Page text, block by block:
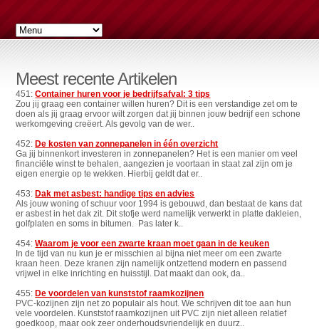
Meest recente Artikelen
451:Container huren voor je bedrijfsafval: 3 tips
Zou jij graag een container willen huren? Dit is een verstandige zet om te
doen als jij graag ervoor wilt zorgen dat jij binnen jouw bedrijf een schone
werkomgeving creëert. Als gevolg van de wer..
452:De kosten van zonnepanelen in één overzicht
Ga jij binnenkort investeren in zonnepanelen? Het is een manier om veel
financiële winst te behalen, aangezien je voortaan in staat zal zijn om je
eigen energie op te wekken. Hierbij geldt dat er..
453:Dak met asbest: handige tips en advies
Als jouw woning of schuur voor 1994 is gebouwd, dan bestaat de kans dat
er asbest in het dak zit. Dit stofje werd namelijk verwerkt in platte dakleien,
golfplaten en soms in bitumen. Pas later k..
454:Waarom je voor een zwarte kraan moet gaan in de keuken
In de tijd van nu kun je er misschien al bijna niet meer om een zwarte
kraan heen. Deze kranen zijn namelijk ontzettend modern en passend
vrijwel in elke inrichting en huisstijl. Dat maakt dan ook, da..
455:De voordelen van kunststof raamkozijnen
PVC-kozijnen zijn net zo populair als hout. We schrijven dit toe aan hun
vele voordelen. Kunststof raamkozijnen uit PVC zijn niet alleen relatief
goedkoop, maar ook zeer onderhoudsvriendelijk en duurz..